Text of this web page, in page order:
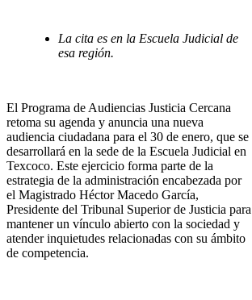
La cita es en la Escuela Judicial de
esa región.
El Programa de Audiencias Justicia Cercana
retoma su agenda y anuncia una nueva
audiencia ciudadana para el 30 de enero, que se
desarrollará en la sede de la Escuela Judicial en
Texcoco. Este ejercicio forma parte de la
estrategia de la administración encabezada por
el Magistrado Héctor Macedo García,
Presidente del Tribunal Superior de Justicia para
mantener un vínculo abierto con la sociedad y
atender inquietudes relacionadas con su ámbito
de competencia.